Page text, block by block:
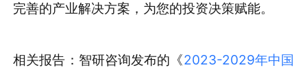
完善的产业解决方案，为您的投资决策赋能。
相关报告：智研咨询发布的《2023-2029年中国